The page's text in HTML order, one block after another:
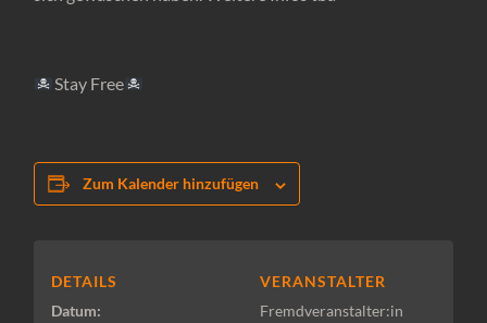
Stay Free
Zum Kalender hinzufügen
DETAILS
Datum:
VERANSTALTER
Fremdveranstalter:in